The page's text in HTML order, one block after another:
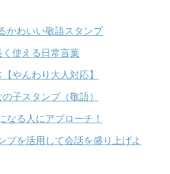
かわいい敬語スタンプ
く使える日常言葉
やんわり大人対応】
子スタンプ（敬語）
なる人にアプローチ！
プを活用して会話を盛り上げよ